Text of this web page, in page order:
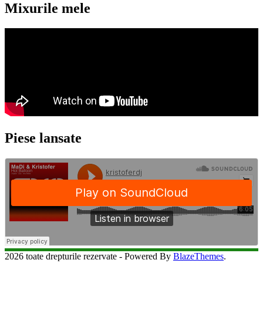
Mixurile mele
Piese lansate
2026 toate drepturile rezervate - Powered By BlazeThemes.